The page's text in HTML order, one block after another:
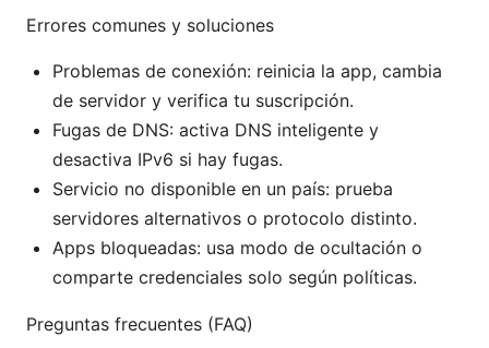
Errores comunes y soluciones
Problemas de conexión: reinicia la app, cambia
de servidor y verifica tu suscripción.
Fugas de DNS: activa DNS inteligente y
desactiva IPv6 si hay fugas.
Servicio no disponible en un país: prueba
servidores alternativos o protocolo distinto.
Apps bloqueadas: usa modo de ocultación o
comparte credenciales solo según políticas.
Preguntas frecuentes (FAQ)